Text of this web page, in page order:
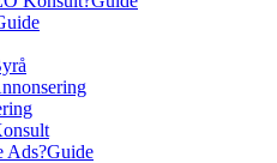
Ads?Guide